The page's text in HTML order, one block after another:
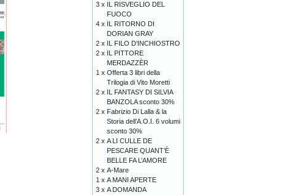
3 x IL RISVEGLIO DEL
FUOCO
4 x IL RITORNO DI
DORIAN GRAY
2 x IL FILO D'INCHIOSTRO
2 x IL PITTORE
MERDAZZÈR
1 x Offerta 3 libri della
Trilogia di Vito Moretti
2 x IL FANTASY DI SILVIA
BANZOLA sconto 30%
2 x Fabrizio Di Lalla & la
Storia dell’A.O.I. 6 volumi
sconto 30%
2 x A LI CULLE DE
PESCARE QUANT’È
BELLE FA L’AMORE
2 x A-Mare
1 x A MANI APERTE
3 x A DOMANDA